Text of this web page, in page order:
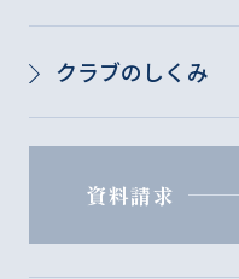
クラブのしくみ
資料請求